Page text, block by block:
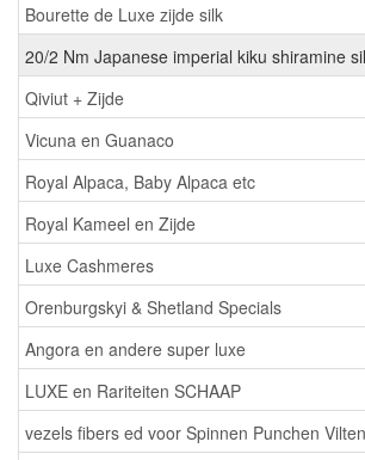
Bourette de Luxe zijde silk
20/2 Nm Japanese imperial kiku shiramine
Qiviut + Zijde
Vicuna en Guanaco
Royal Alpaca, Baby Alpaca etc
Royal Kameel en Zijde
Luxe Cashmeres
Orenburgskyi & Shetland Specials
Angora en andere super luxe
LUXE en Rariteiten SCHAAP
vezels fibers ed voor Spinnen Punchen